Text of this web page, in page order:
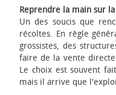
Reprendre la main sur
Un des soucis que
récoltes. En règle
grossistes, des
faire de la vente
Le choix est souvent
mais il arrive que